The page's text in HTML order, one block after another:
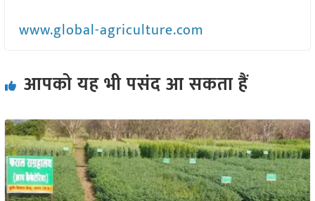
www.global-agriculture.com
आपको यह भी पसंद आ सकता हैं